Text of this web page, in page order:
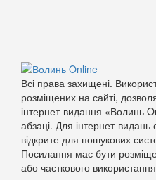
Всі права захищені.
розміщених на сайті,
інтернет-видання «Волинь
абзаці. Для інтернет-
відкрите для пошукових
Посилання має бути
або часткового